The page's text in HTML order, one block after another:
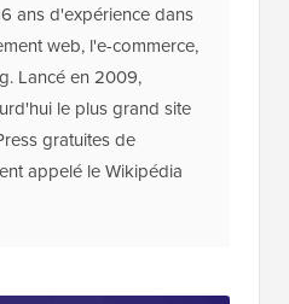
ans d'expérience dans
web, l'e-commerce,
Lancé en 2009,
le plus grand site
gratuites de
appelé le Wikipédia